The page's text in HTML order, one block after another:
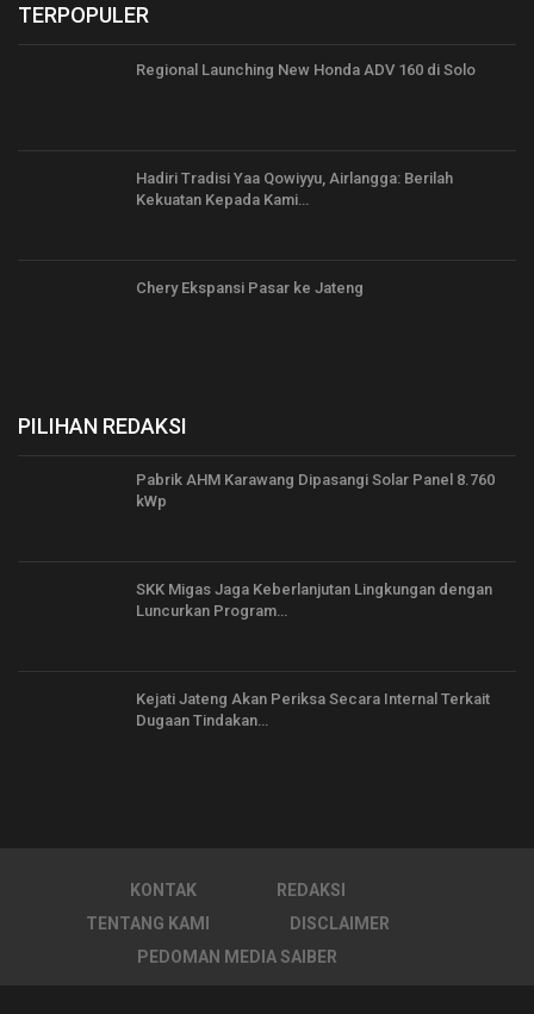
TERPOPULER
Regional Launching New Honda ADV 160 di Solo
Hadiri Tradisi Yaa Qowiyyu, Airlangga: Berilah
Kekuatan Kepada Kami…
Chery Ekspansi Pasar ke Jateng
PILIHAN REDAKSI
Pabrik AHM Karawang Dipasangi Solar Panel 8.760
kWp
SKK Migas Jaga Keberlanjutan Lingkungan dengan
Luncurkan Program…
Kejati Jateng Akan Periksa Secara Internal Terkait
Dugaan Tindakan…
KONTAK
REDAKSI
TENTANG KAMI
DISCLAIMER
PEDOMAN MEDIA SAIBER